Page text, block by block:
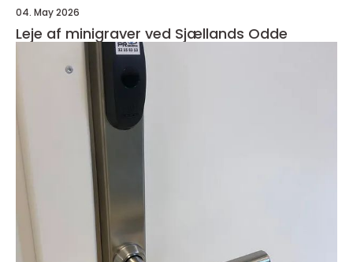
04. May 2026
Leje af minigraver ved Sjællands Odde